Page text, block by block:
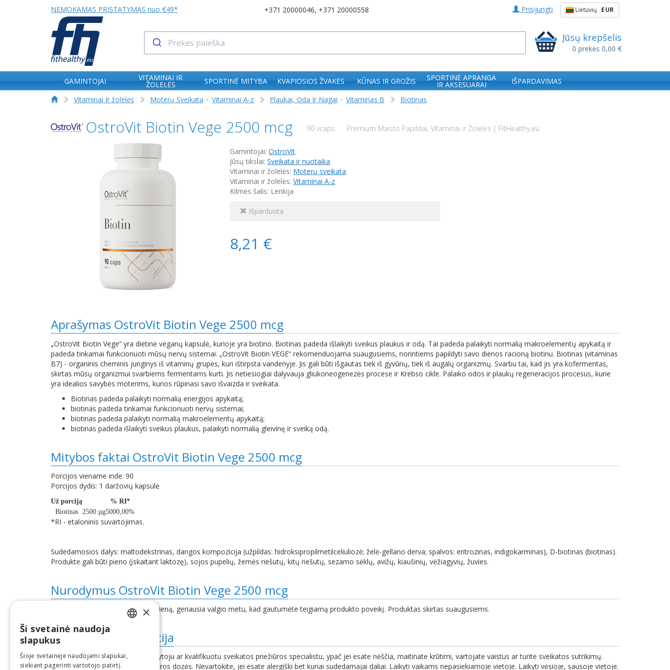
NEMOKAMAS PRISTATYMAS nuo €49* +371 20000046, +371 20000558 Prisijungti Lietuvių EUR
Jūsų krepšelis
0 prekės 0,00 €
GAMINTOJAI VITAMINAI IR
ŽOLELĖS SPORTINĖ MITYBA KVAPIOSIOS ŽVAKĖS KŪNAS IR GROŽIS SPORTINĖ APRANGA
IR AKSESUARAI
IŠPARDAVIMAS
Vitaminai Ir žolelės
Moterų Sveikata + Vitaminai A-z Plaukai, Oda Ir Nagai + Vitaminas B Biotinas
OstroVit Biotin Vege 2500 mcg 90 vcaps Premium Maisto Papildai, Vitaminai ir Žolelės | FitHealthy.eu
Gamintojai:OstroVit
Jūsų tikslai:Sveikata ir nuotaika
Vitaminai ir žolelės: Moterų sveikata
Vitaminai ir žolelės:Vitaminai A-z
Kilmės šalis: Lenkija
Išparduota
8,21 €
Aprašymas OstroVit Biotin Vege 2500 mcg
„OstroVit Biotin Vege“ yra dietinė veganų kapsulė, kurioje yra biotino. Biotinas padeda išlaikyti sveikus plaukus ir odą. Tai padeda palaikyti normalią makroelementų apykaitą ir
padeda tinkamai funkcionuoti mūsų nervų sistemai. „OstroVit Biotin VEGE“ rekomenduojama suaugusiems, norintiems papildyti savo dienos racioną biotinu. Biotinas (vitaminas
B7) - organinis cheminis junginys iš vitaminų grupės, kuri ištirpsta vandenyje. Jis gali būti išgautas tiek iš gyvūnų, tiek iš augalų organizmų. Svarbu tai, kad jis yra kofermentas,
skirtas mūsų organizmui svarbiems fermentams kurti. Jis netiesiogiai dalyvauja gliukoneogenezės procese ir Krebso cikle. Palaiko odos ir plaukų regeneracijos procesus, kurie
yra idealios savybės moterims, kurios rūpinasi savo išvaizda ir sveikata.
Biotinas padeda palaikyti normalią energijos apykaitą;
biotinas padeda tinkamai funkcionuoti nervų sistemai;
biotinas padeda palaikyti normalią makroelementų apykaitą;
biotinas padeda išlaikyti sveikus plaukus, palaikyti normalią gleivinę ir sveiką odą.
Mitybos faktai OstroVit Biotin Vege 2500 mcg
Porcijos viename inde: 90
Porcijos dydis: 1 daržovių kapsulė
Už porciją
% RI*
Biotinas 2500 µg5000,00%
*RI - etaloninis suvartojimas.
Sudedamosios dalys: maltodekstrinas, dangos kompozicija (užpildas: hidroksipropilmetilceliuliozė; želė-gellano derva; spalvos: eritrozinas, indigokarminas), D-biotinas (biotinas).
Produkte gali būti pieno (įskaitant laktozę), sojos pupelių, žemės riešutų, kitų riešutų, sezamo sėklų, avižų, kiaušinių, vėžiagyvių, žuvies.
Nurodymus OstroVit Biotin Vege 2500 mcg
Gerkite 1 porciją (1 kapsulę) per dieną, geriausia valgio metu, kad gautumėte teigiamą produkto poveikį. Produktas skirtas suaugusiems.
Papildoma informacija
Prieš vartojimą pasitarkite su gydytoju ar kvalifikuotu sveikatos priežiūros specialistu, ypač jei esate nėščia, maitinate krūtimi, vartojate vaistus ar turite sveikatos sutrikimų.
Neviršykite rekomenduojamos paros dozės. Nevartokite, jei esate alergiški bet kuriai sudedamajai daliai. Laikyti vaikams nepasiekiamoje vietoje. Laikyti vėsioje, sausoje vietoje.
LITHUANIAN
×
Ši svetainė naudoja
slapukus
Šioje svetainėje naudojami slapukai,
siekiant pagerinti vartotojo patirtį.